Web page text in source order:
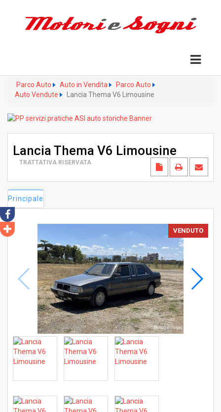
Parco Auto Auto in Vendita
Parco Auto
Auto Vendute
Lancia Thema V6 Limousine
Lancia Thema V6 Limousine
TRATTATIVA RISERVATA
Principale
VENDUTO